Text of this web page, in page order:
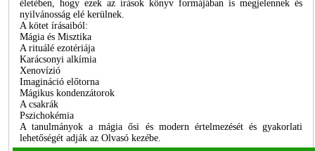
életében, hogy ezek az írások könyv formájában is megjelennek és
nyilvánosság elé kerülnek.
A kötet írásaiból:
Mágia és Misztika
A rituálé ezotériája
Karácsonyi alkímia
Xenovízió
Imagináció előtorna
Mágikus kondenzátorok
A csakrák
Pszichokémia
A tanulmányok a mágia ősi és modern értelmezését és gyakorlati
lehetőségét adják az Olvasó kezébe.